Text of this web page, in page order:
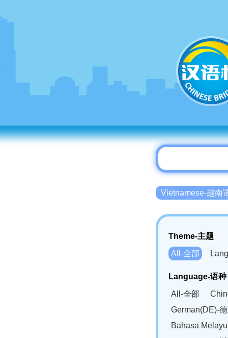
Vietnamese-越南
Theme-主题
All-全部
Language-语种
All-全部
German(DE)-
Bahasa